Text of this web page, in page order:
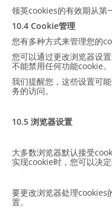
领英cookies的有效期从第
10.4 Cookie管理
您有多种方式来管理您的
您可以通过更改浏览器设
不能禁用任何功能cookie。
我们提醒您，这些设置可
务的访问。
10.5 浏览器设置
大多数浏览器默认接受
实现cookie时，您可以决
要更改浏览器处理cookies
置。